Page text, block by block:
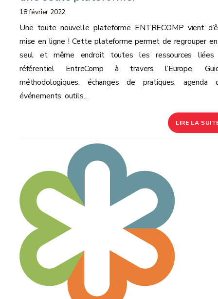
18 février 2022
Une toute nouvelle plateforme ENTRECOMP vient
mise en ligne ! Cette plateforme permet de regrouper
seul et même endroit toutes les ressources liées
référentiel EntreComp à travers l’Europe.
méthodologiques, échanges de pratiques, agenda
événements, outils...
LIRE LA